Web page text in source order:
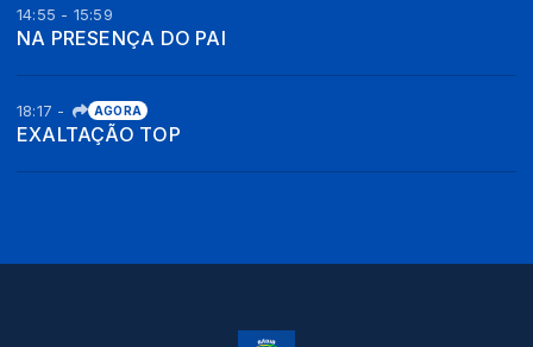
14:55 - 15:59
NA PRESENÇA DO PAI
18:17 - AGORA
EXALTAÇÃO TOP